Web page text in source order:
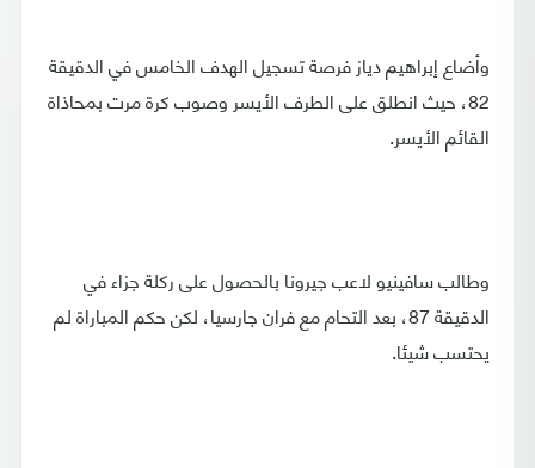
وأضاع إبراهيم دياز فرصة تسجيل الهدف الخامس في الدقيقة
82، حيث انطلق على الطرف الأيسر وصوب كرة مرت بمحاذاة
القائم الأيسر.
وطالب سافينيو لاعب جيرونا بالحصول على ركلة جزاء في
الدقيقة 87، بعد التحام مع فران جارسيا، لكن حكم المباراة لم
يحتسب شيئا.